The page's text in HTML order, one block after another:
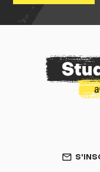
mail_outline